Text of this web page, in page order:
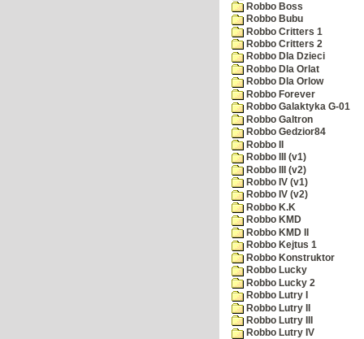
Robbo Boss
Robbo Bubu
Robbo Critters 1
Robbo Critters 2
Robbo Dla Dzieci
Robbo Dla Orlat
Robbo Dla Orlow
Robbo Forever
Robbo Galaktyka G-01
Robbo Galtron
Robbo Gedzior84
Robbo II
Robbo III (v1)
Robbo III (v2)
Robbo IV (v1)
Robbo IV (v2)
Robbo K.K
Robbo KMD
Robbo KMD II
Robbo Kejtus 1
Robbo Konstruktor
Robbo Lucky
Robbo Lucky 2
Robbo Lutry I
Robbo Lutry II
Robbo Lutry III
Robbo Lutry IV